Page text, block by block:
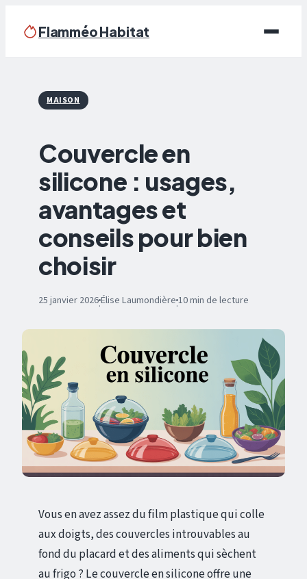
Flamméo Habitat
Écologie & Énergie
Bricolage
Immobilier
Déco
MAISON
Couvercle en
silicone : usages,
avantages et
conseils pour bien
choisir
25 janvier 2026·Élise Laumondière·10 min de lecture
Vous en avez assez du film plastique qui colle
aux doigts, des couvercles introuvables au
fond du placard et des aliments qui sèchent
au frigo ? Le couvercle en silicone offre une